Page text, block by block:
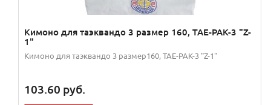
Кимоно для таэквандо 3 размер 160, TAE-PAK-3 "Z-
1"
Кимоно для таэквандо 3 размер160, TAE-PAK-3 "Z-1"
103.60 руб.